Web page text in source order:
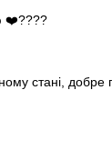
❤️????
стані,